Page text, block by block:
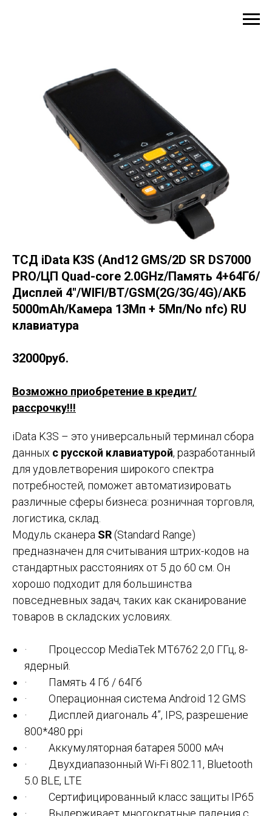
ТСД iData K3S (And12 GMS/2D SR DS7000
PRO/ЦП Quad-core 2.0GHz/Память 4+64Гб/
Дисплей 4"/WIFI/BT/GSM(2G/3G/4G)/АКБ
5000mAh/Камера 13Мп + 5Мп/No nfc) RU
клавиатура
32000руб.
Возможно приобретение в кредит/
рассрочку!!!
iData K3S – это универсальный терминал сбора
данных с русской клавиатурой, разработанный
для удовлетворения широкого спектра
потребностей, поможет автоматизировать
различные сферы бизнеса: розничная торговля,
логистика, склад.
Модуль сканера SR(Standard Range)
предназначен для считывания штрих-кодов на
стандартных расстояниях от 5 до 60 см. Он
хорошо подходит для большинства
повседневных задач, таких как сканирование
товаров в складских условиях.
· Процессор MediaTek MT6762 2,0 ГГц, 8-
ядерный.
· Память 4 Гб / 64Гб
· Операционная система Android 12 GMS
· Дисплей диагональ 4”, IPS, разрешение
800*480 ppi
· Аккумуляторная батарея 5000 мАч
· Двухдиапазонный Wi-Fi 802.11, Bluetooth
5.0 BLE, LTE
· Сертифицированный класс защиты IP65
· Выдерживает многократные падения с